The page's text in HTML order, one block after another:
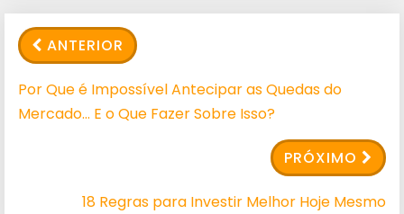
ANTERIOR
Por Que é Impossível Antecipar as Quedas do
Mercado… E o Que Fazer Sobre Isso?
PRÓXIMO
18 Regras para Investir Melhor Hoje Mesmo